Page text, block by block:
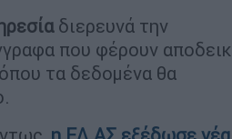
διερευνά την
που φέρουν
τα δεδομένα θα